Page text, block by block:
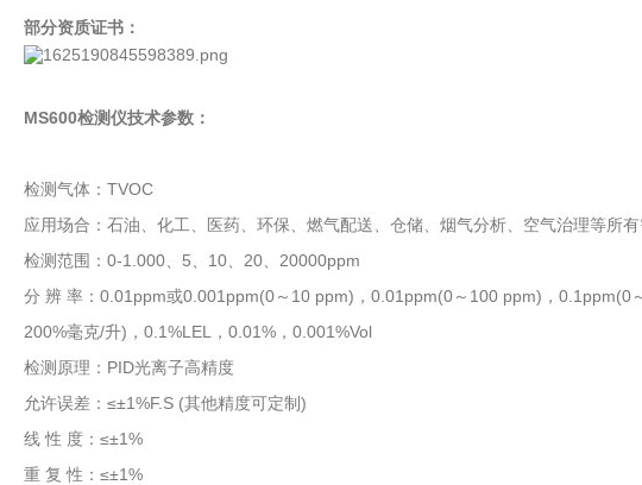
部分资质证书：
MS600检测仪技术参数：
检测气体：TVOC
应用场合：石油、化工、医药、环保、燃气配送、仓储、烟气分析、空气治理等所
检测范围：0-1.000、5、10、20、20000ppm
分 辨 率：0.01ppm或0.001ppm(0～10 ppm)，0.01ppm(0～100 ppm)，
200%毫克/升)，0.1%LEL，0.01%，0.001%Vol
检测原理：PID光离子高精度
允许误差：≤±1%F.S (其他精度可定制)
线 性 度：≤±1%
重 复 性：≤±1%